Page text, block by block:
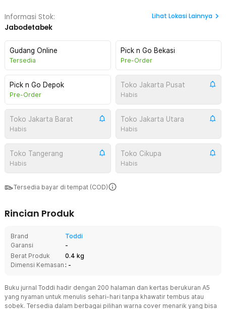
Informasi Stok:
Jabodetabek
Lihat Lokasi Lainnya
Gudang Online
Tersedia
Pick n Go Bekasi
Pre-Order
Pick n Go Depok
Pre-Order
Toko Jakarta Pusat
Habis
Toko Jakarta Barat
Habis
Toko Jakarta Utara
Habis
Toko Tangerang
Habis
Toko Cikupa
Habis
Tersedia bayar di tempat (COD)
Rincian Produk
Brand
Toddi
Garansi
-
Berat Produk
0.4 kg
Dimensi Kemasan : -
Buku jurnal Toddi hadir dengan 200 halaman dan kertas berukuran A5
yang nyaman untuk menulis sehari-hari tanpa khawatir tembus atau
sobek. Tersedia dalam berbagai pilihan warna cover menarik yang bisa